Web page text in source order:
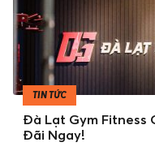
TIN TỨC
Đà Lạt Gym Fitness
Đãi Ngay!